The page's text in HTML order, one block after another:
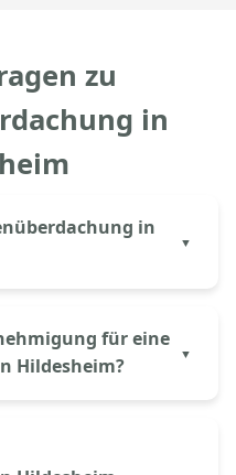
zu
in
in
ab 3.500€ inkl.
Preis hängt von
(Glas oder
für eine
Hildesheim?
30m² Grundfläche
Mindestabstände